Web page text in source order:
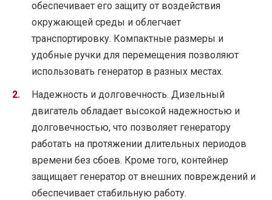
обеспечивает его защиту от воздействия
окружающей среды и облегчает
транспортировку. Компактные размеры и
удобные ручки для перемещения позволяют
использовать генератор в разных местах.
Надежность и долговечность. Дизельный
двигатель обладает высокой надежностью и
долговечностью, что позволяет генератору
работать на протяжении длительных периодов
времени без сбоев. Кроме того, контейнер
защищает генератор от внешних повреждений и
обеспечивает стабильную работу.